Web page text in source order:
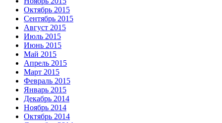
Октябрь 2015
Сентябрь 2015
Август 2015
Июль 2015
Июнь 2015
Май 2015
Апрель 2015
Март 2015
Февраль 2015
Январь 2015
Декабрь 2014
Ноябрь 2014
Октябрь 2014